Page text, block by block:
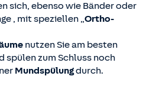
sich, ebenso wie Bänder oder
, mit speziellen „Ortho-
nutzen Sie am besten
spülen zum Schluss noch
Mundspülungdurch.